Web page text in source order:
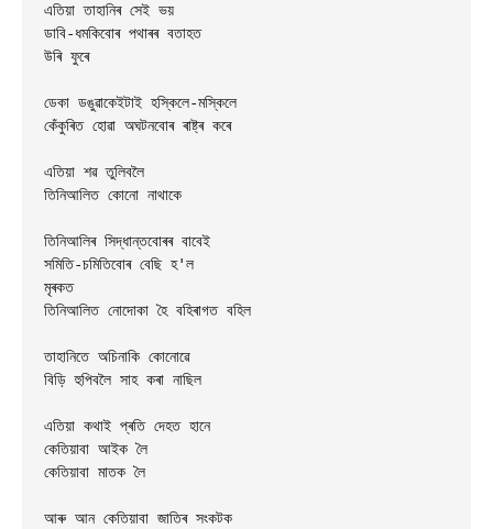
এতিয়া তাহানিৰ সেই ভয়
ডাবি-ধমকিবোৰ পথাৰৰ বতাহত
উৰি ফুৰে
ডেকা ডঙুৱাকেইটাই হস্কিলে-মস্কিলে
কেঁকুৰিত হোৱা অঘটনবোৰ ৰাষ্ট্ৰ কৰে
এতিয়া শৱ তুলিবলৈ
তিনিআলিত কোনো নাথাকে
তিনিআলিৰ সিদ্ধান্তবোৰৰ বাবেই
সমিতি-চমিতিবোৰ বেছি হ'ল
মৃৰকত
তিনিআলিত নোদোকা হৈ বহিৰাগত বহিল
তাহানিতে অচিনাকি কোনোৱে
বিড়ি হুপিবলৈ সাহ কৰা নাছিল
এতিয়া কথাই প্ৰতি দেহত হানে
কেতিয়াবা আইক লৈ
কেতিয়াবা মাতক লৈ
আৰু আন কেতিয়াবা জাতিৰ সংকটক